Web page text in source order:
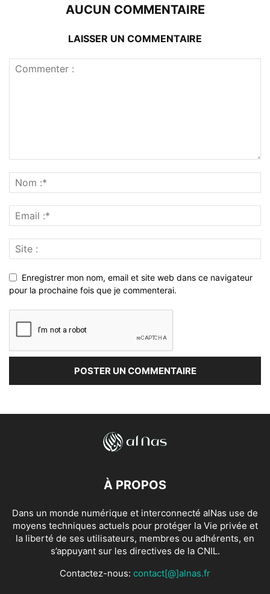
AUCUN COMMENTAIRE
LAISSER UN COMMENTAIRE
Enregistrer mon nom, email et site web dans ce navigateur
pour la prochaine fois que je commenterai.
À PROPOS
Dans un monde numérique et interconnecté alNas use de
moyens techniques actuels pour protéger la Vie privée et
la liberté de ses utilisateurs, membres ou adhérents, en
s’appuyant sur les directives de la CNIL.
Contactez-nous: contact[@]alnas.fr